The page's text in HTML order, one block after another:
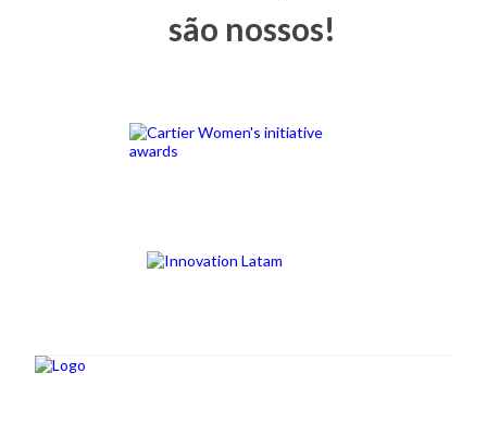
são nossos!